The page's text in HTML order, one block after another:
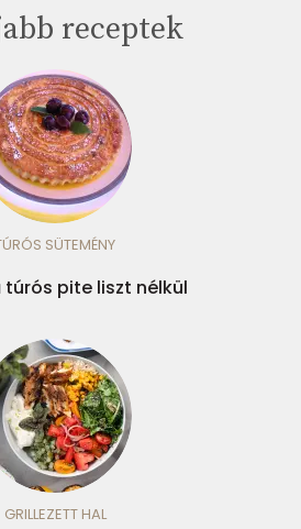
receptek
SÜTEMÉNY
túrós pite liszt nélkül
GRILLEZETT HAL